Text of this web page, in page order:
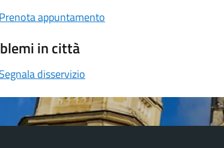
Prenota appuntamento
in città
Segnala disservizio